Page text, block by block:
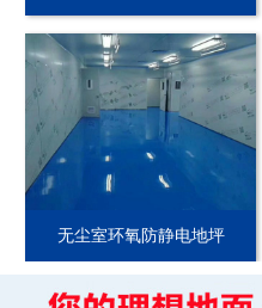
无尘室环氧防静电地坪